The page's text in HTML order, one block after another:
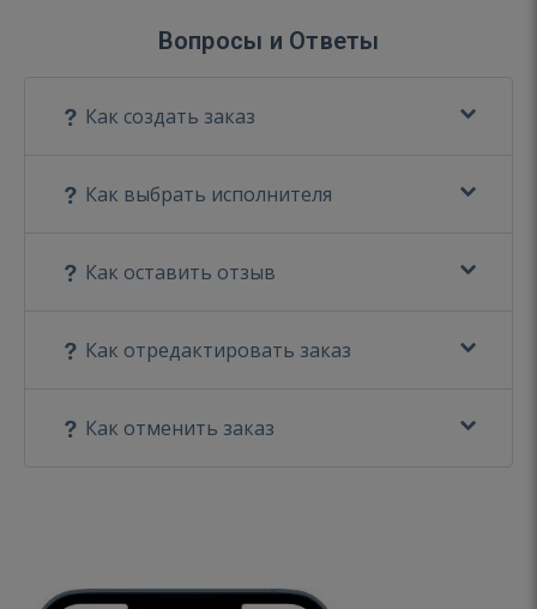
Вопросы и Ответы
Как создать заказ
Как выбрать исполнителя
Как оставить отзыв
Как отредактировать заказ
Как отменить заказ